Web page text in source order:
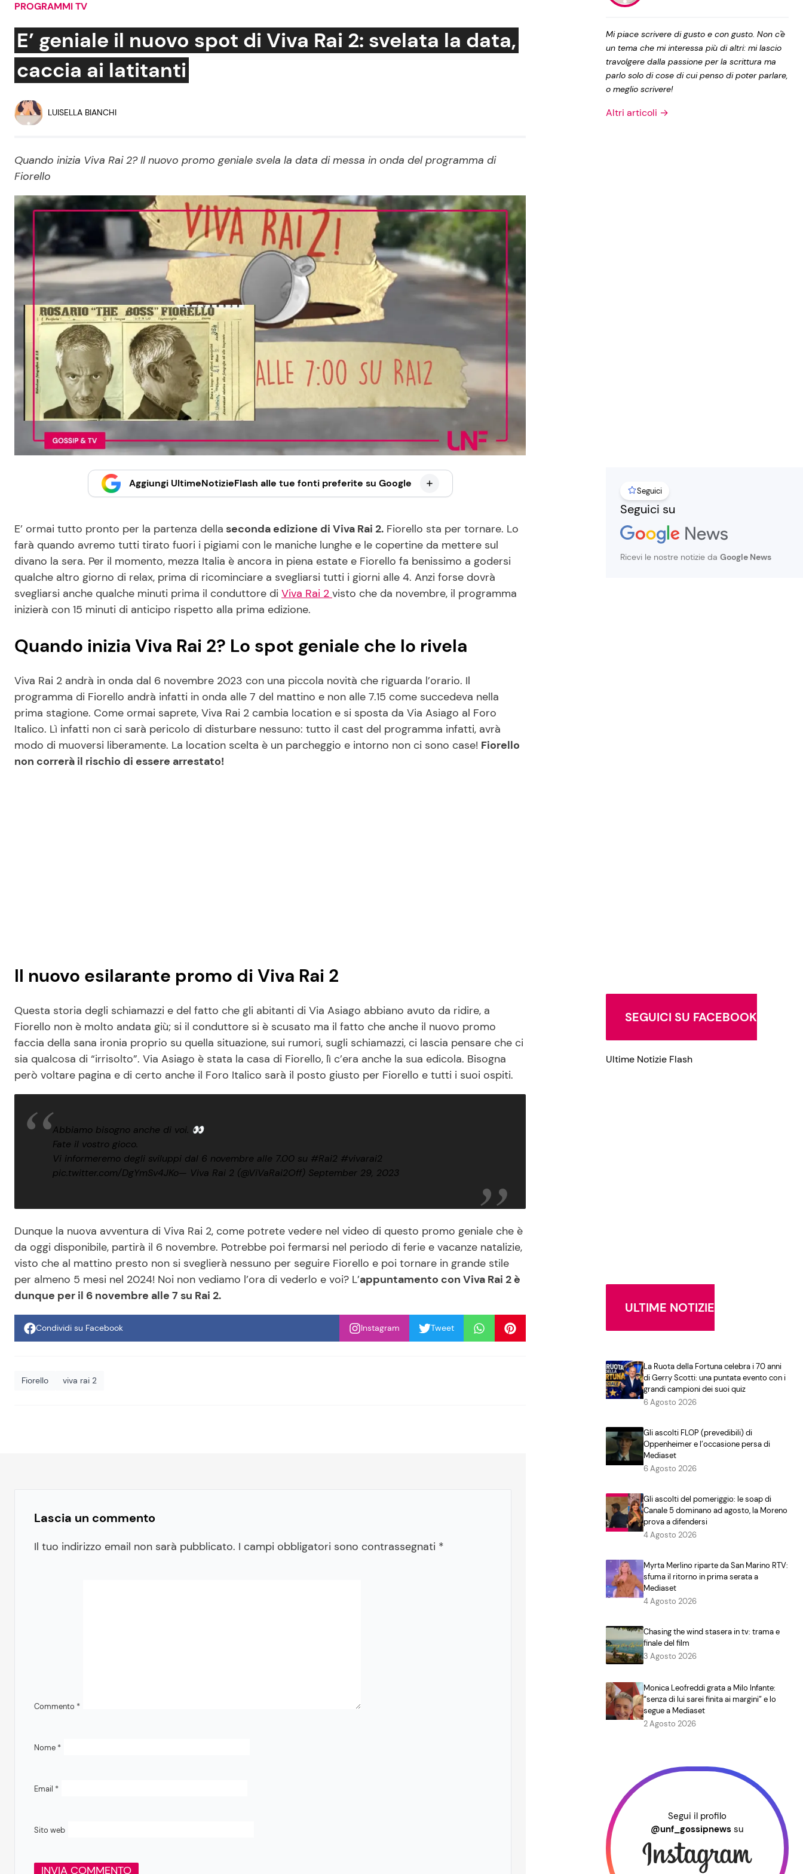
Social News
News dal mondo
Mondo Mamma
Viaggi e Turismo
Festività
Le Ricette in TV
Ricette Facili e Veloci
Ricette Feste
Ricette per Bambini
Privacy Policy
PROGRAMMI TV
E’ geniale il nuovo spot di Viva Rai 2: svelata la data,
caccia ai latitanti
LUISELLA BIANCHI
Quando inizia Viva Rai 2? Il nuovo promo geniale svela la data di messa in onda del programma di
Fiorello
Aggiungi UltimeNotizieFlash alle tue fonti preferite su Google
E’ ormai tutto pronto per la partenza della seconda edizione di Viva Rai 2. Fiorello sta per tornare. Lo
farà quando avremo tutti tirato fuori i pigiami con le maniche lunghe e le copertine da mettere sul
divano la sera. Per il momento, mezza Italia è ancora in piena estate e Fiorello fa benissimo a godersi
qualche altro giorno di relax, prima di ricominciare a svegliarsi tutti i giorni alle 4. Anzi forse dovrà
svegliarsi anche qualche minuti prima il conduttore di Viva Rai 2 visto che da novembre, il programma
inizierà con 15 minuti di anticipo rispetto alla prima edizione.
Quando inizia Viva Rai 2? Lo spot geniale che lo rivela
Viva Rai 2 andrà in onda dal 6 novembre 2023 con una piccola novità che riguarda l’orario. Il
programma di Fiorello andrà infatti in onda alle 7 del mattino e non alle 7.15 come succedeva nella
prima stagione. Come ormai saprete, Viva Rai 2 cambia location e si sposta da Via Asiago al Foro
Italico. Lì infatti non ci sarà pericolo di disturbare nessuno: tutto il cast del programma infatti, avrà
modo di muoversi liberamente. La location scelta è un parcheggio e intorno non ci sono case! Fiorello
non correrà il rischio di essere arrestato!
Il nuovo esilarante promo di Viva Rai 2
Questa storia degli schiamazzi e del fatto che gli abitanti di Via Asiago abbiano avuto da ridire, a
Fiorello non è molto andata giù; si il conduttore si è scusato ma il fatto che anche il nuovo promo
faccia della sana ironia proprio su quella situazione, sui rumori, sugli schiamazzi, ci lascia pensare che ci
sia qualcosa di “irrisolto”. Via Asiago è stata la casa di Fiorello, lì c’era anche la sua edicola. Bisogna
però voltare pagina e di certo anche il Foro Italico sarà il posto giusto per Fiorello e tutti i suoi ospiti.
Abbiamo bisogno anche di voi. 👀
Fate il vostro gioco.
Vi informeremo degli sviluppi dal 6 novembre alle 7.00 su #Rai2 #vivarai2
pic.twitter.com/DgYmSv4JKo— Viva Rai 2 (@ViVaRai2Off) September 29, 2023
Dunque la nuova avventura di Viva Rai 2, come potrete vedere nel video di questo promo geniale che è
da oggi disponibile, partirà il 6 novembre. Potrebbe poi fermarsi nel periodo di ferie e vacanze natalizie,
visto che al mattino presto non si sveglierà nessuno per seguire Fiorello e poi tornare in grande stile
per almeno 5 mesi nel 2024! Noi non vediamo l’ora di vederlo e voi? L’appuntamento con Viva Rai 2 è
dunque per il 6 novembre alle 7 su Rai 2.
Condividi su Facebook Instagram Tweet
Fiorello viva rai 2
Lascia un commento
Il tuo indirizzo email non sarà pubblicato. I campi obbligatori sono contrassegnati *
Commento *
Nome *
Email *
Sito web
Mi piace scrivere di gusto e con gusto. Non c'è
un tema che mi interessa più di altri: mi lascio
travolgere dalla passione per la scrittura ma
parlo solo di cose di cui penso di poter parlare,
o meglio scrivere!
Altri articoli →
Seguici
Seguici su
Ricevi le nostre notizie da Google News
SEGUICI SU FACEBOOK
Ultime Notizie Flash
ULTIME NOTIZIE
La Ruota della Fortuna celebra i 70 anni
di Gerry Scotti: una puntata evento con i
grandi campioni dei suoi quiz
6 Agosto 2026
Gli ascolti FLOP (prevedibili) di
Oppenheimer e l’occasione persa di
Mediaset
6 Agosto 2026
Gli ascolti del pomeriggio: le soap di
Canale 5 dominano ad agosto, la Moreno
prova a difendersi
4 Agosto 2026
Myrta Merlino riparte da San Marino RTV:
sfuma il ritorno in prima serata a
Mediaset
4 Agosto 2026
Chasing the wind stasera in tv: trama e
finale del film
3 Agosto 2026
Monica Leofreddi grata a Milo Infante:
“senza di lui sarei finita ai margini” e lo
segue a Mediaset
2 Agosto 2026
Segui il profilo
@unf_gossipnews su